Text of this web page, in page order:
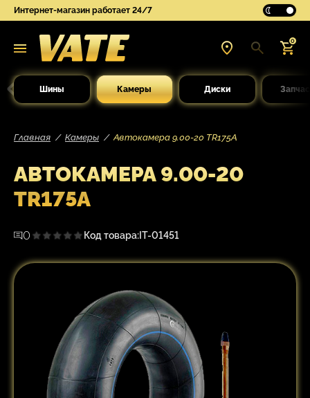
Интернет-магазин работает 24/7
0
Шины Камеры Диски
Главная Камеры Автокамера 9.00-20 TR175A
АВТОКАМЕРА 9.00-20
TR175A
0 Код товара: IT-01451